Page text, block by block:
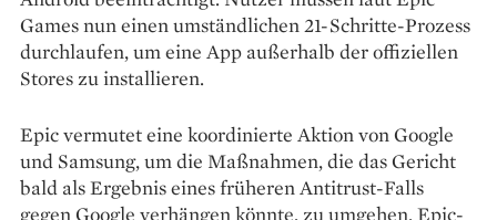
Games nun einen umständlichen 21-Schritte-Prozess
durchlaufen, um eine App außerhalb der offiziellen
Stores zu installieren.
Epic vermutet eine koordinierte Aktion von Google
und Samsung, um die Maßnahmen, die das Gericht
bald als Ergebnis eines früheren Antitrust-Falls
gegen Google verhängen könnte, zu umgehen. Epic-